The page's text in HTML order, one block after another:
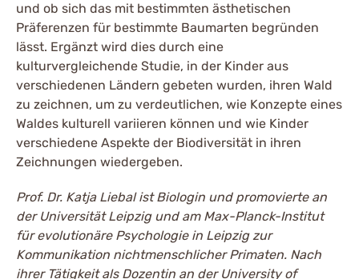
und ob sich das mit bestimmten ästhetischen
Präferenzen für bestimmte Baumarten begründen
lässt. Ergänzt wird dies durch eine
kulturvergleichende Studie, in der Kinder aus
verschiedenen Ländern gebeten wurden, ihren Wald
zu zeichnen, um zu verdeutlichen, wie Konzepte eines
Waldes kulturell variieren können und wie Kinder
verschiedene Aspekte der Biodiversität in ihren
Zeichnungen wiedergeben.
Prof. Dr. Katja Liebal ist Biologin und promovierte an
der Universität Leipzig und am Max-Planck-Institut
für evolutionäre Psychologie in Leipzig zur
Kommunikation nichtmenschlicher Primaten. Nach
ihrer Tätigkeit als Dozentin an der University of